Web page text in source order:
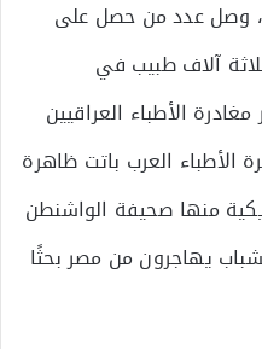
وصل عدد من حصل على
آلاف طبيب في
الأطباء العراقيين
الأطباء العرب باتت ظاهرة
منها صحيفة الواشنطن
يهاجرون من مصر بحثًا